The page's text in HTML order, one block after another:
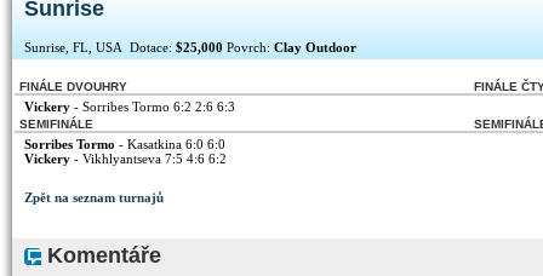
Sunrise
Sunrise, FL, USA Dotace: $25,000 Povrch: Clay Outdoor
FINÁLE DVOUHRY
Vickery - Sorribes Tormo 6:2 2:6 6:3
FINÁLE
SEMIFINÁLE
Sorribes Tormo - Kasatkina 6:0 6:0
Vickery - Vikhlyantseva 7:5 4:6 6:2
Zpět na seznam turnajů
Komentáře